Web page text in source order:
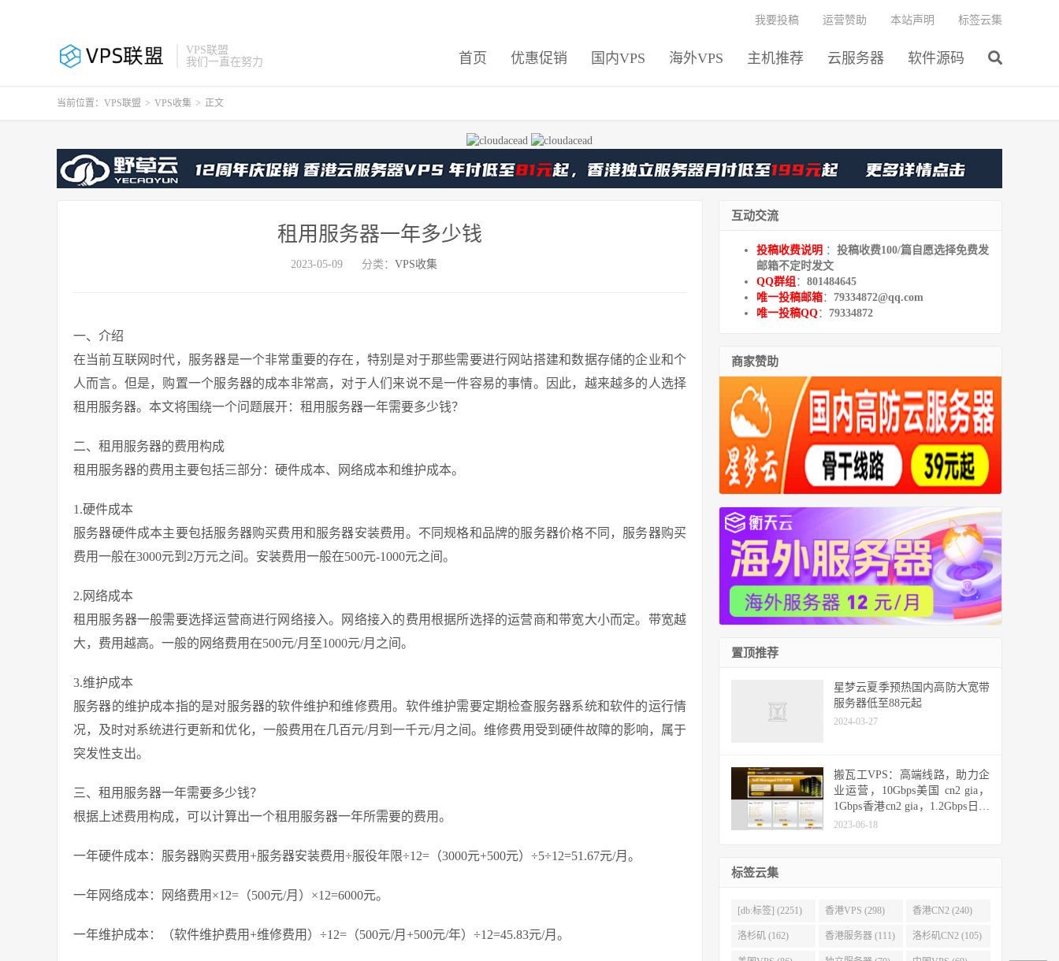
VPS联盟
我们一直在努力
首页 优惠促销 国内VPS 海外VPS 主机推荐 云服务器 软件源码
我要投稿 运营赞助 本站声明 标签云集
当前位置： VPS联盟 > VPS收集 > 正文
租用服务器一年多少钱
2023-05-09 分类： VPS收集
一、介绍
在当前互联网时代，服务器是一个非常重要的存在，特别是对于那些需要进行网站搭建和数据存储的企业和个
人而言。但是，购置一个服务器的成本非常高，对于人们来说不是一件容易的事情。因此，越来越多的人选择
租用服务器。本文将围绕一个问题展开：租用服务器一年需要多少钱？
二、租用服务器的费用构成
租用服务器的费用主要包括三部分：硬件成本、网络成本和维护成本。
1.硬件成本
服务器硬件成本主要包括服务器购买费用和服务器安装费用。不同规格和品牌的服务器价格不同，服务器购买
费用一般在3000元到2万元之间。安装费用一般在500元-1000元之间。
2.网络成本
租用服务器一般需要选择运营商进行网络接入。网络接入的费用根据所选择的运营商和带宽大小而定。带宽越
大，费用越高。一般的网络费用在500元/月至1000元/月之间。
3.维护成本
服务器的维护成本指的是对服务器的软件维护和维修费用。软件维护需要定期检查服务器系统和软件的运行情
况，及时对系统进行更新和优化，一般费用在几百元/月到一千元/月之间。维修费用受到硬件故障的影响，属于
突发性支出。
三、租用服务器一年需要多少钱？
根据上述费用构成，可以计算出一个租用服务器一年所需要的费用。
一年硬件成本：服务器购买费用+服务器安装费用÷服役年限÷12=（3000元+500元）÷5÷12=51.67元/月。
一年网络成本：网络费用×12=（500元/月）×12=6000元。
一年维护成本：（软件维护费用+维修费用）÷12=（500元/月+500元/年）÷12=45.83元/月。
互动交流
投稿收费说明 ： 投稿收费100/篇自愿选择免费发
邮箱不定时发文
QQ群组 ： 801484645
唯一投稿邮箱： 79334872@qq.com
唯一投稿QQ： 79334872
商家赞助
置顶推荐
星梦云夏季预热国内高防大宽带
服务器低至88元起
2024-03-27
搬瓦工VPS：高端线路，助力企
业运营，10Gbps美国 cn2 gia，
1Gbps香港cn2 gia，1.2Gbps日本
cn2 gia，10Gbps日本软银
2023-06-18
标签云集
[db:标签] (2251) 香港VPS (298) 香港CN2 (240)
洛杉矶 (162) 香港服务器 (111) 洛杉矶CN2 (105)